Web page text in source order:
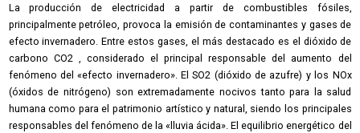
La producción de electricidad a partir de combustibles fósiles,
principalmente petróleo, provoca la emisión de contaminantes y gases de
efecto invernadero. Entre estos gases, el más destacado es el dióxido de
carbono CO2 , considerado el principal responsable del aumento del
fenómeno del «efecto invernadero». El SO2 (dióxido de azufre) y los NOx
(óxidos de nitrógeno) son extremadamente nocivos tanto para la salud
humana como para el patrimonio artístico y natural, siendo los principales
responsables del fenómeno de la «lluvia ácida». El equilibrio energético del